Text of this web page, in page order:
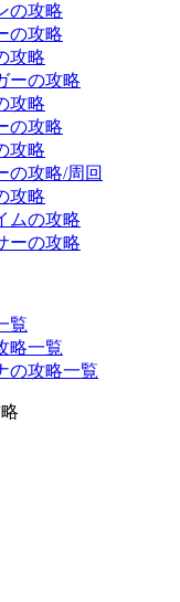
の攻略
の攻略
攻略
ーの攻略
攻略
の攻略
攻略
の攻略/周回
攻略
ムの攻略
ーの攻略
覧
略一覧
の攻略一覧